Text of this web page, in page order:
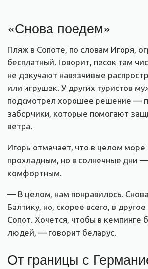
«Снова поедем»
Пляж в Сопоте, по словам Игоря,
бесплатный. Говорит, песок там
не докучают навязчивые
или игрушек. У других туристов
подсмотрел хорошее решение —
заборчики, которые помогают
ветра.
Игорь отмечает, что в целом море
прохладным, но в солнечные дни
комфортным.
— В целом, нам понравилось.
Балтику, но, скорее всего, в
Сопот. Хочется, чтобы в кемпинге
людей, — говорит беларус.
От границы с